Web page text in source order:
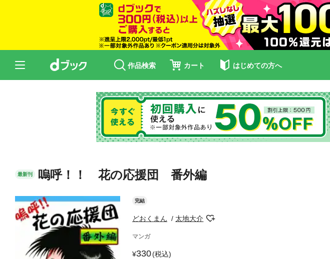
作品検索 カート はじめての方へ
最新刊 嗚呼！！ 花の応援団 番外編
完結
どおくまん 太地大介
マンガ
330(税込)